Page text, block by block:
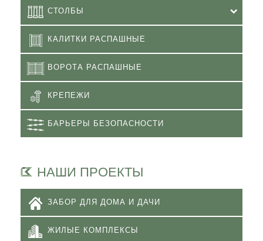
СТОЛБЫ
КАЛИТКИ РАСПАШНЫЕ
ВОРОТА РАСПАШНЫЕ
КРЕПЕЖИ
БАРЬЕРЫ БЕЗОПАСНОСТИ
НАШИ ПРОЕКТЫ
ЗАБОР ДЛЯ ДОМА И ДАЧИ
ЖИЛЫЕ КОМПЛЕКСЫ